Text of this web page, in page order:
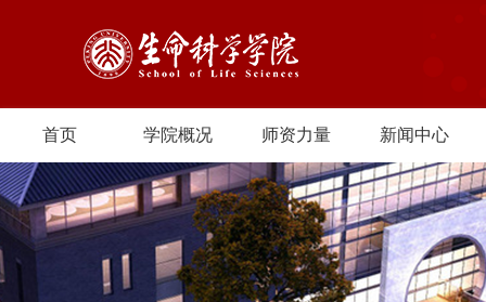
首页 学院概况 师资力量 新闻中心